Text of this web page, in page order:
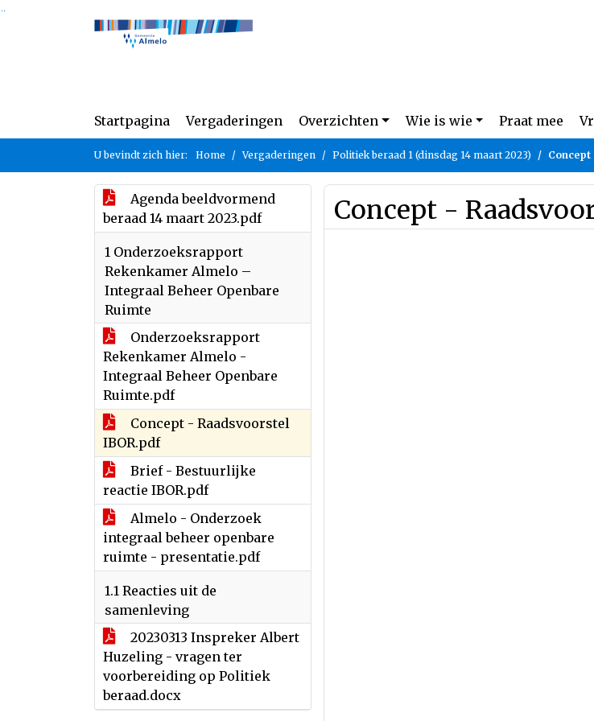
Ga naar de inhoud van deze pagina
Ga naar het zoeken
Ga naar het menu
Startpagina Vergaderingen Overzichten Wie is wie Praat mee
U bevindt zich hier: Home Vergaderingen Politiek beraad 1 (dinsdag 14 maart 2023) Concept
Agenda beeldvormend
beraad 14 maart 2023.pdf
1 Onderzoeksrapport
Rekenkamer Almelo –
Integraal Beheer Openbare
Ruimte
Onderzoeksrapport
Rekenkamer Almelo -
Integraal Beheer Openbare
Ruimte.pdf
Concept - Raadsvoorstel
IBOR.pdf
Brief - Bestuurlijke
reactie IBOR.pdf
Almelo - Onderzoek
integraal beheer openbare
ruimte - presentatie.pdf
1.1 Reacties uit de
samenleving
20230313 Inspreker Albert
Huzeling - vragen ter
voorbereiding op Politiek
beraad.docx
Concept -